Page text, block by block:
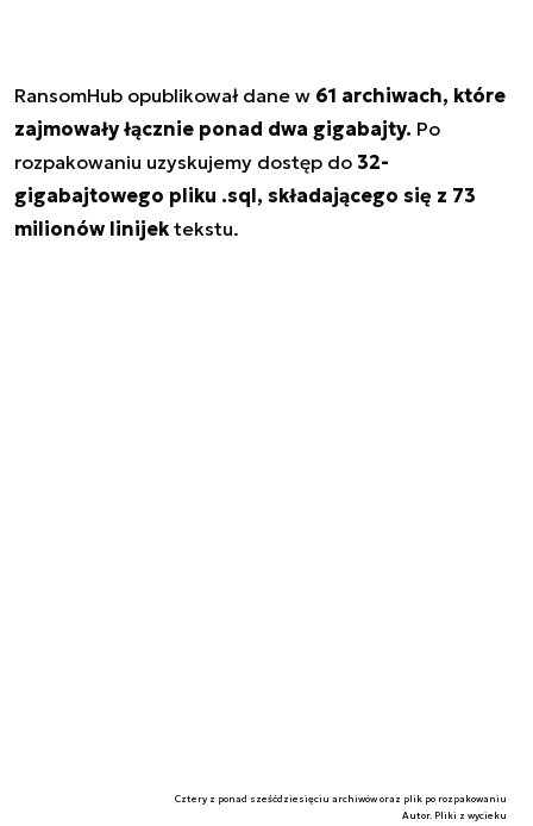
RansomHub opublikował dane w 61 archiwach, które
zajmowały łącznie ponad dwa gigabajty. Po
rozpakowaniu uzyskujemy dostęp do 32-
gigabajtowego pliku .sql, składającego się z 73
milionów linijek tekstu.
Cztery z ponad sześćdziesięciu archiwów oraz plik po rozpakowaniu
Autor. Pliki z wycieku